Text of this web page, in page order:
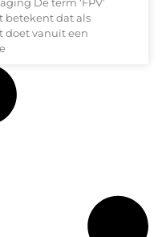
betekent dat als
doet vanuit een